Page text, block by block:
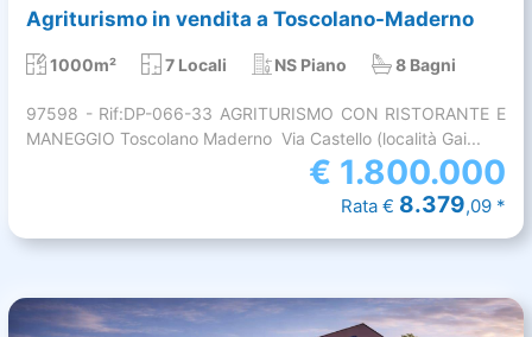
Agriturismo in vendita a Toscolano-Maderno
1000m² 7 Locali NS Piano 8 Bagni
97598 - Rif:DP-066-33 AGRITURISMO CON RISTORANTE E
MANEGGIO Toscolano Maderno  Via Castello (località Gai...
€ 1.800.000
Rata € 8.379,09 *